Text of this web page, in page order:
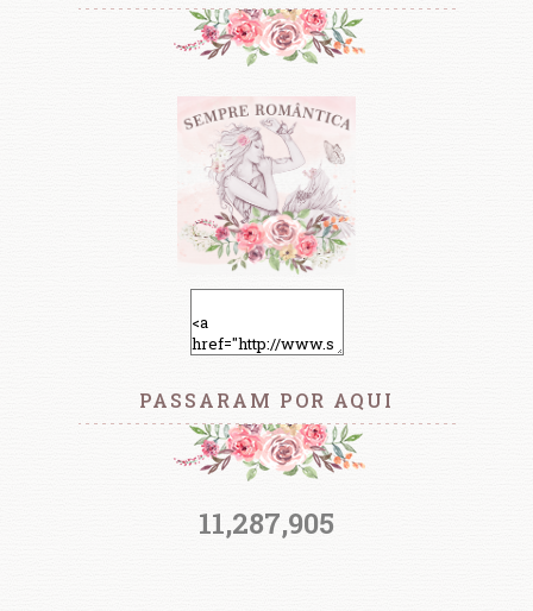
PASSARAM POR AQUI
11,287,905